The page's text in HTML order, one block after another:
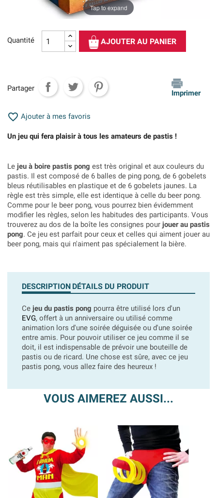
Tap to expand
Quantité AJOUTER AU PANIER
Partager
Imprimer
 Ajouter à mes favoris
Un jeu qui fera plaisir à tous les amateurs de pastis !
Le jeu à boire pastis pong est très original et aux couleurs du
pastis. Il est composé de 6 balles de ping pong, de 6 gobelets
bleus réutilisables en plastique et de 6 gobelets jaunes. La
règle est très simple, elle est identique à celle du beer pong.
Comme pour le beer pong, vous pourrez bien évidemment
modifier les règles, selon les habitudes des participants. Vous
trouverez au dos de la boîte les consignes pour jouer au pastis
pong. Ce jeu est parfait pour ceux et celles qui aiment jouer au
beer pong, mais qui n'aiment pas spécialement la bière.
DESCRIPTION DÉTAILS DU PRODUIT
Ce jeu du pastis pong pourra être utilisé lors d'un
EVG, offert à un anniversaire ou utilisé comme
animation lors d'une soirée déguisée ou d'une soirée
entre amis. Pour pouvoir utiliser ce jeu comme il se
doit, il est indispensable de prévoir une bouteille de
pastis ou de ricard. Une chose est sûre, avec ce jeu
pastis pong, vous allez faire des heureux !
VOUS AIMEREZ AUSSI...